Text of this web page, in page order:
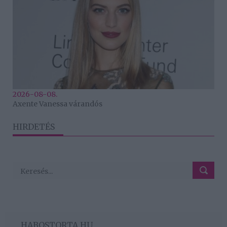
2026-08-08.
Axente Vanessa várandós
HIRDETÉS